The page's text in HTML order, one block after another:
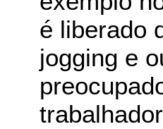
é liberado
jogging e